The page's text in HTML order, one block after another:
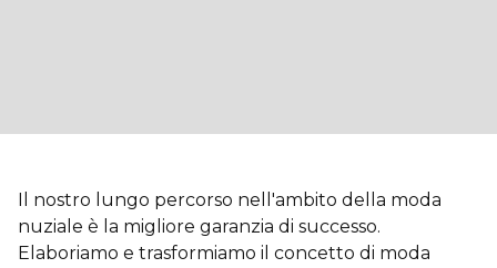
Il nostro lungo percorso nell'ambito della moda
nuziale è la migliore garanzia di successo.
Elaboriamo e trasformiamo il concetto di moda